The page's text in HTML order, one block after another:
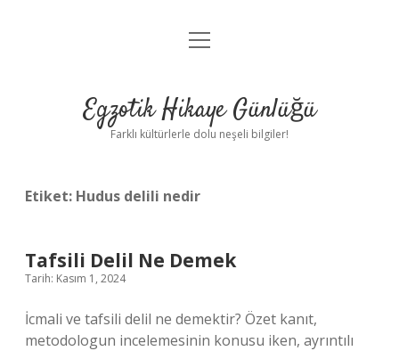
Anasayfa
Yasal Uyarı
menüyü
Egzotik Hikaye Günlüğü
Farklı kültürlerle dolu neşeli bilgiler!
Etiket: Hudus delili nedir
Tafsili Delil Ne Demek
Tarih: Kasım 1, 2024
İcmali ve tafsili delil ne demektir? Özet kanıt,
metodologun incelemesinin konusu iken, ayrıntılı